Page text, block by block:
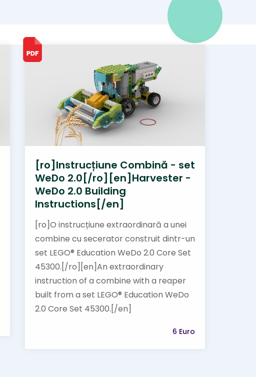
[ro]Instrucțiune Combină - set
WeDo 2.0[/ro][en]Harvester -
WeDo 2.0 Building
Instructions[/en]
[ro]O instrucțiune extraordinară a unei
combine cu secerator construit dintr-un
set LEGO® Education WeDo 2.0 Core Set
45300.[/ro][en]An extraordinary
instruction of a combine with a reaper
built from a set LEGO® Education WeDo
2.0 Core Set 45300.[/en]
6 Euro